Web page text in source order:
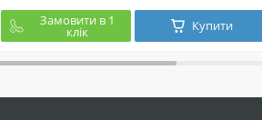
Замовити в 1
клік Купити